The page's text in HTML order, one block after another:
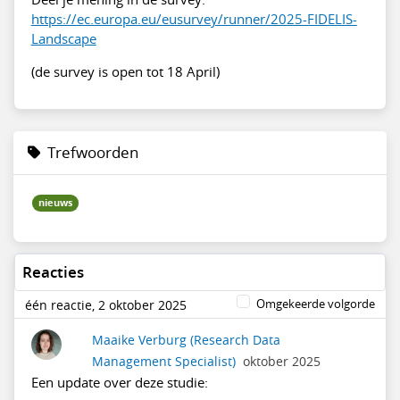
https://ec.europa.eu/eusurvey/runner/2025-FIDELIS-
Landscape
(de survey is open tot 18 April)
Trefwoorden
nieuws
Reacties
één reactie, 2 oktober 2025 Omgekeerde volgorde
Maaike Verburg (Research Data
Management Specialist) oktober 2025
Een update over deze studie: